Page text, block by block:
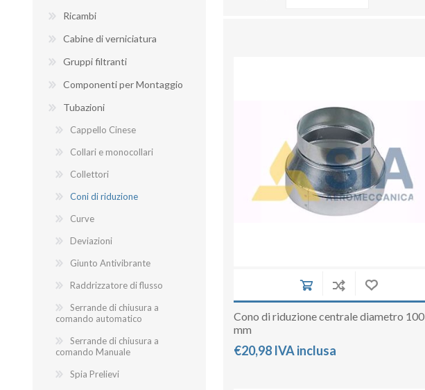
BANCHI ASPIRANTI
Cono di riduzione centrale diametro 100
mm
€20,98 IVA inclusa
Ricambi
Cabine di verniciatura
Gruppi filtranti
Componenti per Montaggio
Tubazioni
Cappello Cinese
Collari e monocollari
Collettori
Coni di riduzione
Curve
Deviazioni
Giunto Antivibrante
Raddrizzatore di flusso
Serrande di chiusura a
comando automatico
Serrande di chiusura a
comando Manuale
Spia Prelievi